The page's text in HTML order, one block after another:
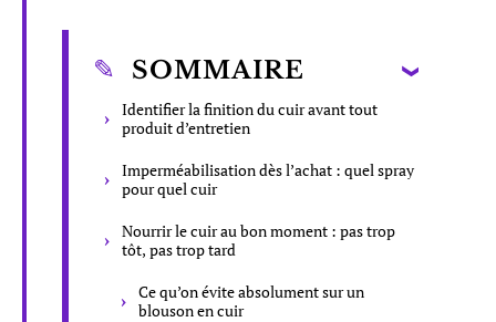
SOMMAIRE
Identifier la finition du cuir avant tout
produit d’entretien
Imperméabilisation dès l’achat : quel spray
pour quel cuir
Nourrir le cuir au bon moment : pas trop
tôt, pas trop tard
Ce qu’on évite absolument sur un
blouson en cuir